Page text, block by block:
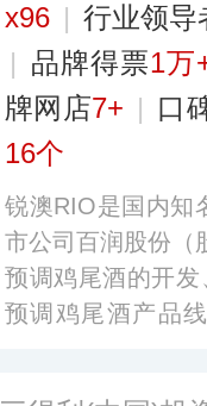
x96 | 行业领
| 品牌得票1万
牌网店7+ | 口
16个
锐澳RIO是国内知
市公司百润股份（
预调鸡尾酒的开
预调鸡尾酒产品